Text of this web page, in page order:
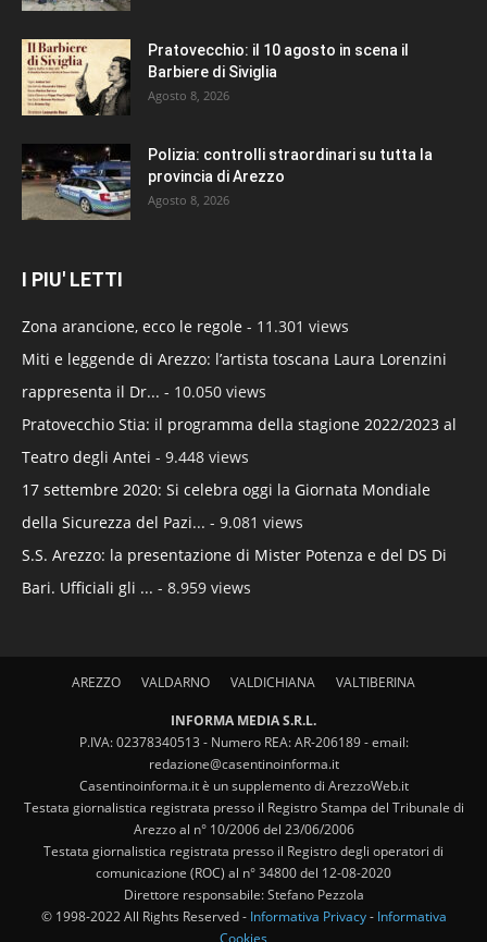
Pratovecchio: il 10 agosto in scena il
Barbiere di Siviglia
Agosto 8, 2026
Polizia: controlli straordinari su tutta la
provincia di Arezzo
Agosto 8, 2026
I PIU' LETTI
Zona arancione, ecco le regole - 11.301 views
Miti e leggende di Arezzo: l’artista toscana Laura Lorenzini
rappresenta il Dr... - 10.050 views
Pratovecchio Stia: il programma della stagione 2022/2023 al
Teatro degli Antei - 9.448 views
17 settembre 2020: Si celebra oggi la Giornata Mondiale
della Sicurezza del Pazi... - 9.081 views
S.S. Arezzo: la presentazione di Mister Potenza e del DS Di
Bari. Ufficiali gli ... - 8.959 views
AREZZO VALDARNO VALDICHIANA VALTIBERINA
INFORMA MEDIA S.R.L.
P.IVA: 02378340513 - Numero REA: AR-206189 - email:
redazione@casentinoinforma.it
Casentinoinforma.it è un supplemento di ArezzoWeb.it
Testata giornalistica registrata presso il Registro Stampa del Tribunale di
Arezzo al n° 10/2006 del 23/06/2006
Testata giornalistica registrata presso il Registro degli operatori di
comunicazione (ROC) al n° 34800 del 12-08-2020
Direttore responsabile: Stefano Pezzola
© 1998-2022 All Rights Reserved - Informativa Privacy- Informativa
Cookies